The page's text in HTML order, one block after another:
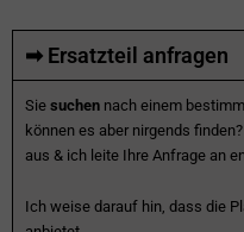
➡ Ersatzteil anfragen
Sie suchen nach einem
können es aber nirgends
aus & ich leite Ihre Anfrage an
Ich weise darauf hin, dass die